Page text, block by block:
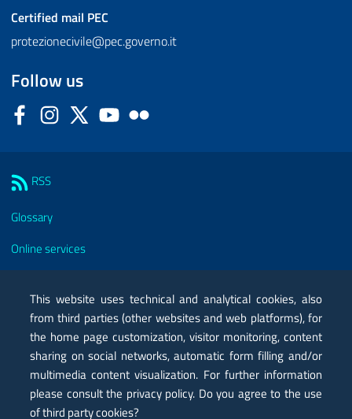
Certified mail PEC
protezionecivile@pec.governo.it
Follow us
FacebookInstagram
Twitter YouTube
RSS
Glossary
Online services
Certified mail PEC
Privacy
Legal notes
Contacts
This website uses technical and analytical cookies, also
from third parties (other websites and web platforms), for
the home page customization, visitor monitoring, content
sharing on social networks, automatic form filling and/or
multimedia content visualization. For further information
please consult the privacy policy. Do you agree to the use
of third party cookies?